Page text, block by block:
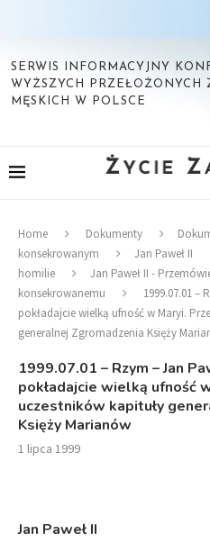
SERWIS INFORMACYJNY
WYŻSZYCH PRZEŁOŻONYCH
MĘSKICH W POLSCE
Home Dokumenty
konsekrowanym
Jan Paweł II
homilie
Jan Paweł II -
konsekrowanemu
1999.07.01 –
pokładajcie wielką ufność w Maryi.
generalnej Zgromadzenia Księży
1999.07.01 – Rzym – Jan
pokładajcie wielką ufność
uczestników kapituły
Księży Marianów
1 lipca 1999
Jan Paweł II